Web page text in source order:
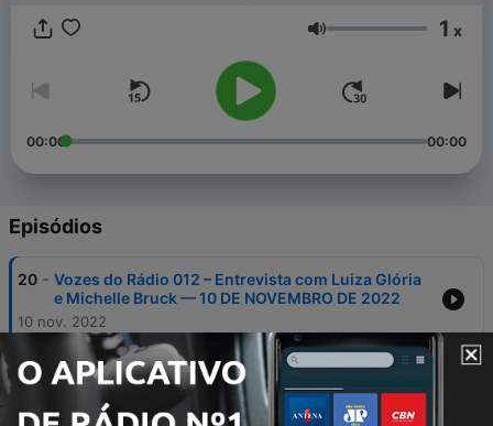
Volume 1 x
00:00 00:00
Episódios
20 - Vozes do Rádio 012 – Entrevista com Luiza Glória
e Michelle Bruck — 10 DE NOVEMBRO DE 2022
10 nov. 2022
19 -
Vozes do Rádio 011 – Entrevista com Edilene
Lopes – Rádio Itatiaia — 25 DE MAIO DE 2022
27 maio 2022